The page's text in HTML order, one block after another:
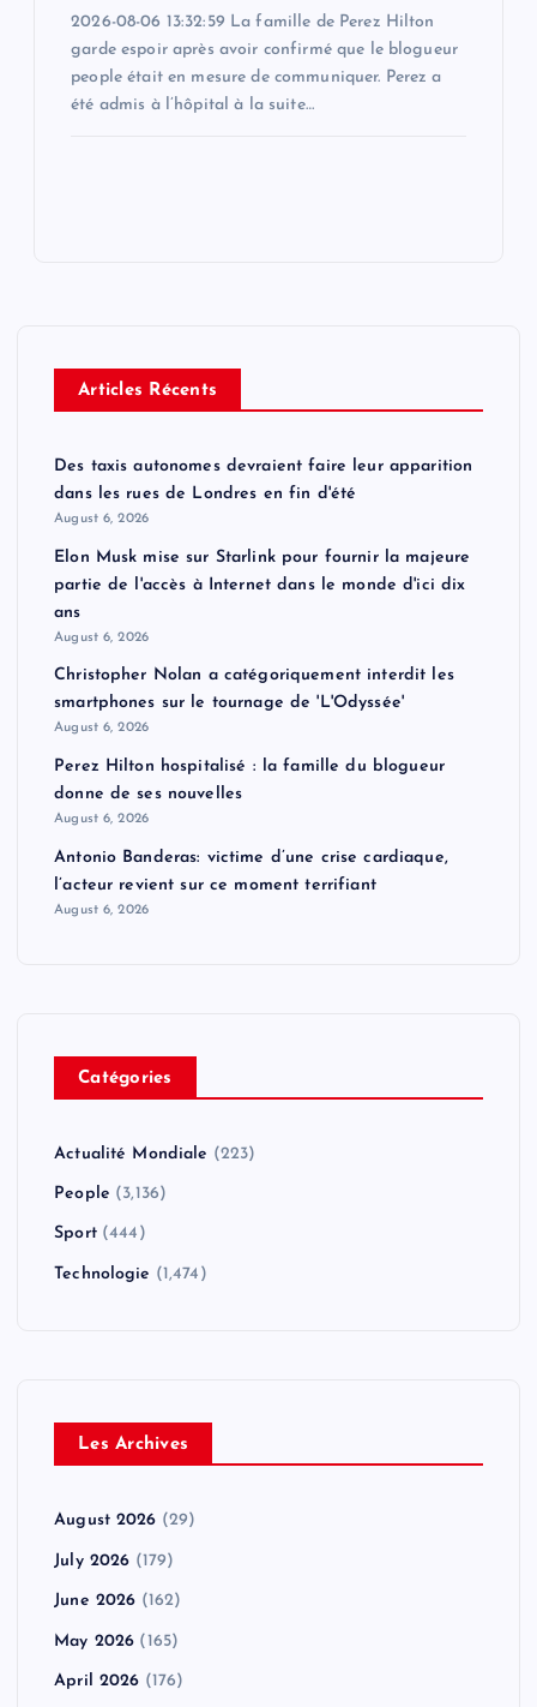
2026-08-06 13:32:59 La famille de Perez Hilton
garde espoir après avoir confirmé que le blogueur
people était en mesure de communiquer. Perez a
été admis à l’hôpital à la suite…
Articles Récents
Des taxis autonomes devraient faire leur apparition
dans les rues de Londres en fin d'été
August 6, 2026
Elon Musk mise sur Starlink pour fournir la majeure
partie de l'accès à Internet dans le monde d'ici dix
ans
August 6, 2026
Christopher Nolan a catégoriquement interdit les
smartphones sur le tournage de 'L'Odyssée'
August 6, 2026
Perez Hilton hospitalisé : la famille du blogueur
donne de ses nouvelles
August 6, 2026
Antonio Banderas: victime d’une crise cardiaque,
l’acteur revient sur ce moment terrifiant
August 6, 2026
Catégories
Actualité Mondiale (223)
People (3,136)
Sport(444)
Technologie (1,474)
Les Archives
August 2026 (29)
July 2026 (179)
June 2026 (162)
May 2026 (165)
April 2026 (176)